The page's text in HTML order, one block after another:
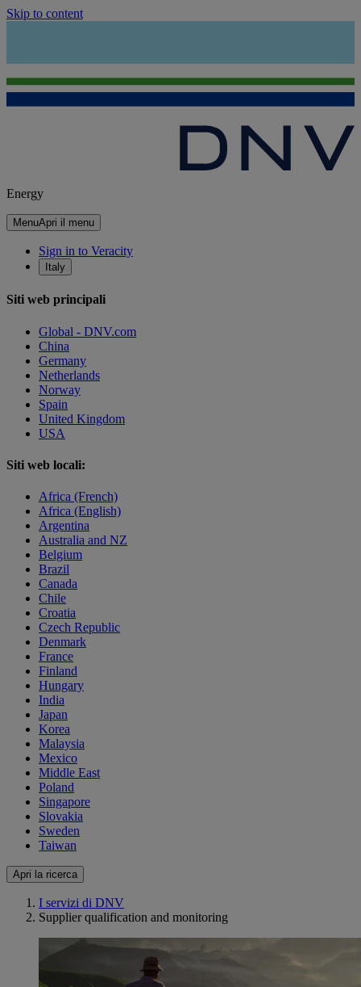
Skip to content
Energy
MenuApri il menu
Sign in to Veracity
Italy
Siti web principali
Global - DNV.com
China
Germany
Netherlands
Norway
Spain
United Kingdom
USA
Siti web locali:
Africa (French)
Africa (English)
Argentina
Australia and NZ
Belgium
Brazil
Canada
Chile
Croatia
Czech Republic
Denmark
France
Finland
Hungary
India
Japan
Korea
Malaysia
Mexico
Middle East
Poland
Singapore
Slovakia
Sweden
Taiwan
Apri la ricerca
I servizi di DNV
Supplier qualification and monitoring